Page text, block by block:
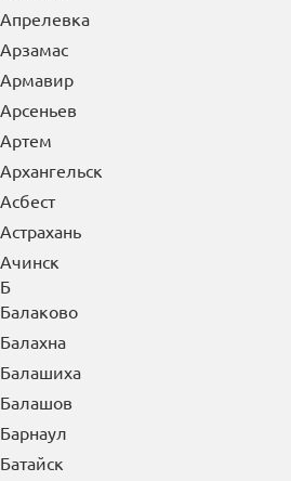
Апрелевка
Арзамас
Армавир
Арсеньев
Артем
Архангельск
Асбест
Астрахань
Ачинск
Б
Балаково
Балахна
Балашиха
Балашов
Барнаул
Батайск